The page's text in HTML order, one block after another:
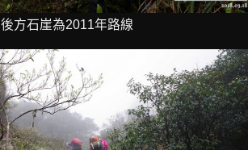
後方石崖為2011年路線